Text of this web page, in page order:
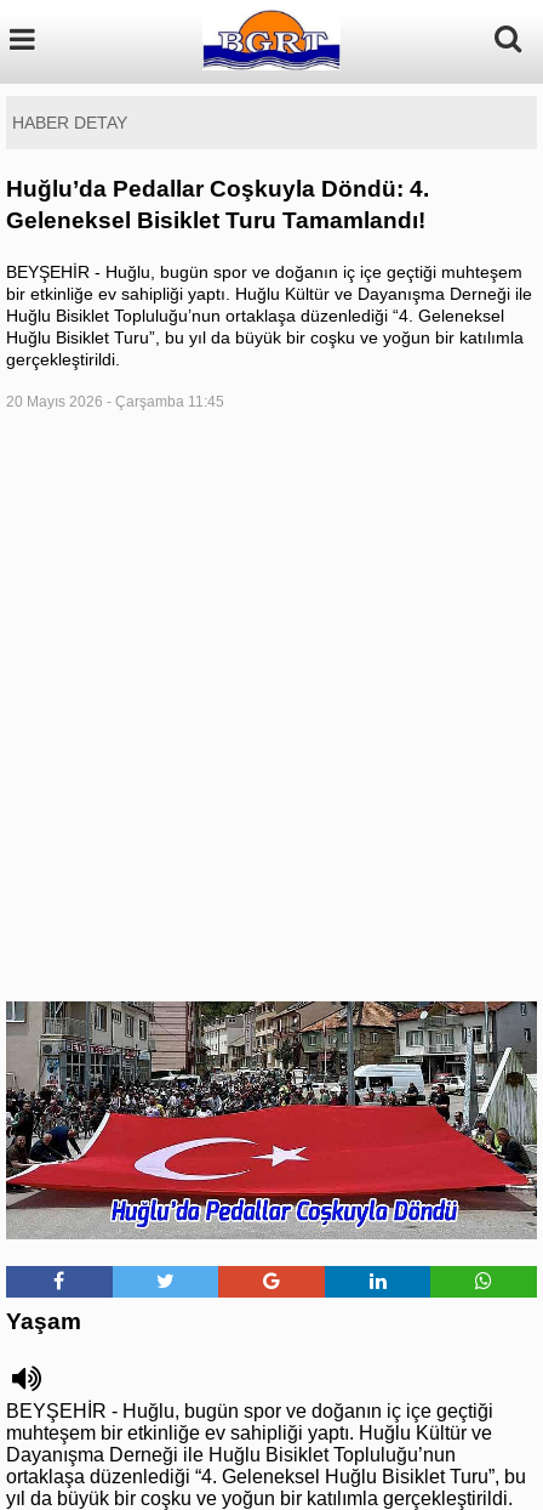
HABER DETAY
Huğlu’da Pedallar Coşkuyla Döndü: 4.
Geleneksel Bisiklet Turu Tamamlandı!
BEYŞEHİR - Huğlu, bugün spor ve doğanın iç içe geçtiği muhteşem
bir etkinliğe ev sahipliği yaptı. Huğlu Kültür ve Dayanışma Derneği ile
Huğlu Bisiklet Topluluğu’nun ortaklaşa düzenlediği “4. Geleneksel
Huğlu Bisiklet Turu”, bu yıl da büyük bir coşku ve yoğun bir katılımla
gerçekleştirildi.
20 Mayıs 2026 - Çarşamba 11:45
Yaşam
BEYŞEHİR - Huğlu, bugün spor ve doğanın iç içe geçtiği
muhteşem bir etkinliğe ev sahipliği yaptı. Huğlu Kültür ve
Dayanışma Derneği ile Huğlu Bisiklet Topluluğu’nun
ortaklaşa düzenlediği “4. Geleneksel Huğlu Bisiklet Turu”, bu
yıl da büyük bir coşku ve yoğun bir katılımla gerçekleştirildi.